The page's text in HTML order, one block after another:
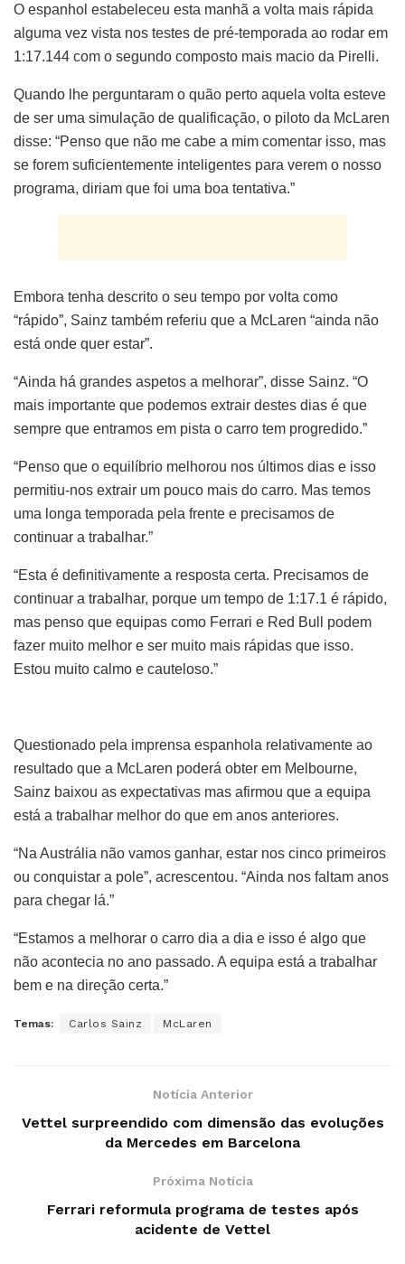
O espanhol estabeleceu esta manhã a volta mais rápida
alguma vez vista nos testes de pré-temporada ao rodar em
1:17.144 com o segundo composto mais macio da Pirelli.
Quando lhe perguntaram o quão perto aquela volta esteve
de ser uma simulação de qualificação, o piloto da McLaren
disse: “Penso que não me cabe a mim comentar isso, mas
se forem suficientemente inteligentes para verem o nosso
programa, diriam que foi uma boa tentativa.”
Embora tenha descrito o seu tempo por volta como
“rápido”, Sainz também referiu que a McLaren “ainda não
está onde quer estar”.
“Ainda há grandes aspetos a melhorar”, disse Sainz. “O
mais importante que podemos extrair destes dias é que
sempre que entramos em pista o carro tem progredido.”
“Penso que o equilíbrio melhorou nos últimos dias e isso
permitiu-nos extrair um pouco mais do carro. Mas temos
uma longa temporada pela frente e precisamos de
continuar a trabalhar.”
“Esta é definitivamente a resposta certa. Precisamos de
continuar a trabalhar, porque um tempo de 1:17.1 é rápido,
mas penso que equipas como Ferrari e Red Bull podem
fazer muito melhor e ser muito mais rápidas que isso.
Estou muito calmo e cauteloso.”
Questionado pela imprensa espanhola relativamente ao
resultado que a McLaren poderá obter em Melbourne,
Sainz baixou as expectativas mas afirmou que a equipa
está a trabalhar melhor do que em anos anteriores.
“Na Austrália não vamos ganhar, estar nos cinco primeiros
ou conquistar a pole”, acrescentou. “Ainda nos faltam anos
para chegar lá.”
“Estamos a melhorar o carro dia a dia e isso é algo que
não acontecia no ano passado. A equipa está a trabalhar
bem e na direção certa.”
Temas: Carlos Sainz McLaren
Notícia Anterior
Vettel surpreendido com dimensão das evoluções
da Mercedes em Barcelona
Próxima Notícia
Ferrari reformula programa de testes após
acidente de Vettel